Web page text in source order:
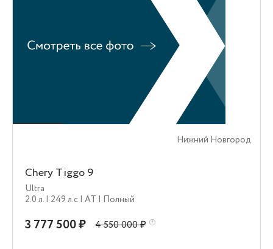
Нижний Новгород
Chery Tiggo 9
Ultra
2.0 л. | 249 л.c | AT | Полный
3 777 500 ₽ 4 550 000 ₽